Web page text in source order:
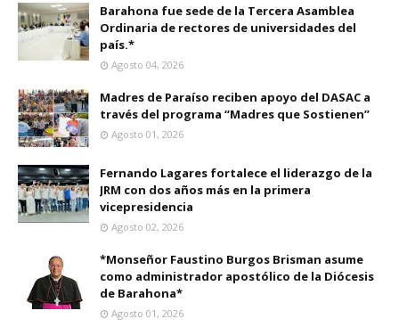
Barahona fue sede de la Tercera Asamblea
Ordinaria de rectores de universidades del
país.*
Agosto 04, 2026
Madres de Paraíso reciben apoyo del DASAC a
través del programa “Madres que Sostienen”
Agosto 01, 2026
Fernando Lagares fortalece el liderazgo de la
JRM con dos años más en la primera
vicepresidencia
Agosto 02, 2026
*Monseñor Faustino Burgos Brisman asume
como administrador apostólico de la Diócesis
de Barahona*
Agosto 01, 2026